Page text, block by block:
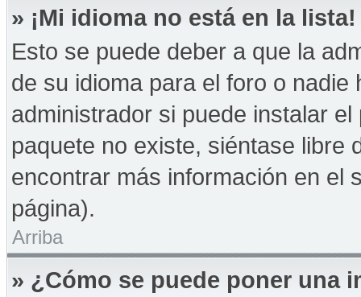
» ¡Mi idioma no está en la lista!
Esto se puede deber a que la
de su idioma para el foro o
administrador si puede instalar
paquete no existe, siéntase libre
encontrar más información en el
página).
Arriba
» ¿Cómo se puede poner una